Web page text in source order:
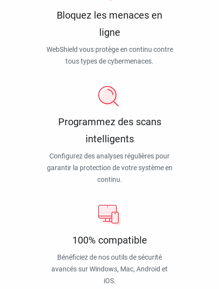
Bloquez les menaces en
ligne
WebShield vous protège en continu contre
tous types de cybermenaces.
Programmez des scans
intelligents
Configurez des analyses régulières pour
garantir la protection de votre système en
continu.
100% compatible
Bénéficiez de nos outils de sécurité
avancés sur Windows, Mac, Android et
iOS.